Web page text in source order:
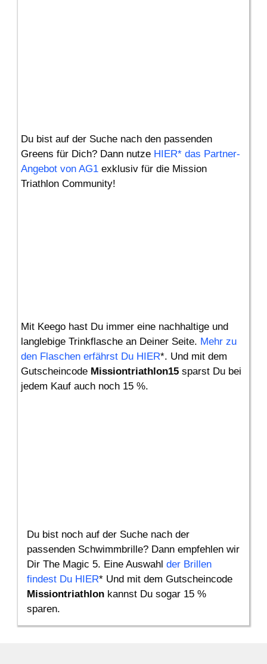
Du bist auf der Suche nach den passenden
Greens für Dich? Dann nutze HIER* das Partner-
Angebot von AG1 exklusiv für die Mission
Triathlon Community!
Mit Keego hast Du immer eine nachhaltige und
langlebige Trinkflasche an Deiner Seite. Mehr zu
den Flaschen erfährst Du HIER*. Und mit dem
Gutscheincode Missiontriathlon15 sparst Du bei
jedem Kauf auch noch 15 %.
Du bist noch auf der Suche nach der
passenden Schwimmbrille? Dann empfehlen wir
Dir The Magic 5. Eine Auswahl der Brillen
findest Du HIER* Und mit dem Gutscheincode
Missiontriathlon kannst Du sogar 15 %
sparen.